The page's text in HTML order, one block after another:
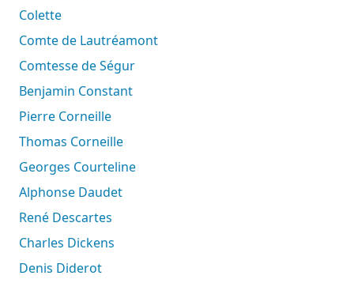
Colette
Comte de Lautréamont
Comtesse de Ségur
Benjamin Constant
Pierre Corneille
Thomas Corneille
Georges Courteline
Alphonse Daudet
René Descartes
Charles Dickens
Denis Diderot